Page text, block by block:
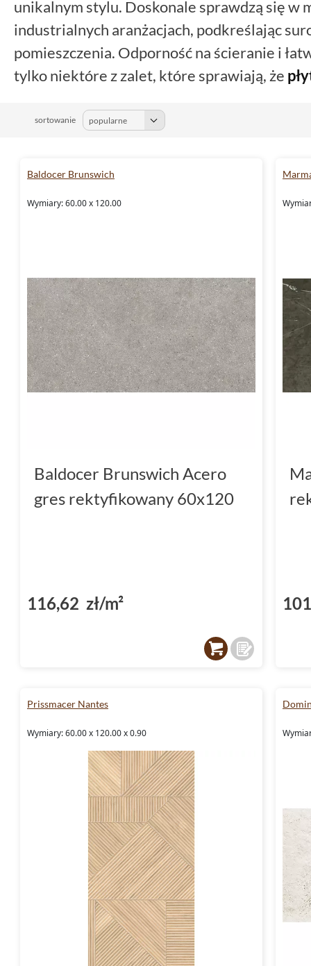
unikalnym stylu. Doskonale sprawdzą się w
industrialnych aranżacjach, podkreślając
pomieszczenia. Odporność na ścieranie i
tylko niektóre z zalet, które sprawiają, że
remontłazienki,kuchni
lata. Odkryj możliwości, jakie niosą ze sobą
Twojej osobowości.
sortowanie
Baldocer Brunswich
Wymiary: 60.00 x 120.00
Baldocer Brunswich Acero
gres rektyfikowany 60x120
116,62 zł/m²
Prissmacer Nantes
Wymiary: 60.00 x 120.00 x 0.90